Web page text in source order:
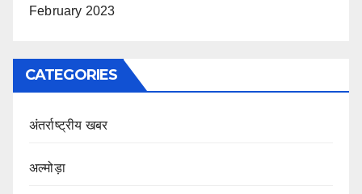
February 2023
CATEGORIES
अंतर्राष्ट्रीय खबर
अल्मोड़ा